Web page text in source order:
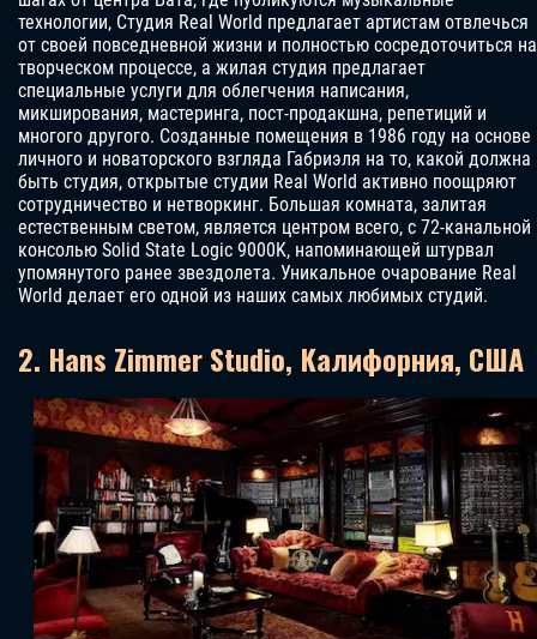
технологии, Студия Real World предлагает артистам отвлечься
от своей повседневной жизни и полностью сосредоточиться на
творческом процессе, а жилая студия предлагает
специальные услуги для облегчения написания,
микширования, мастеринга, пост-продакшна, репетиций и
многого другого. Созданные помещения в 1986 году на основе
личного и новаторского взгляда Габриэля на то, какой должна
быть студия, открытые студии Real World активно поощряют
сотрудничество и нетворкинг. Большая комната, залитая
естественным светом, является центром всего, с 72-канальной
консолью Solid State Logic 9000K, напоминающей штурвал
упомянутого ранее звездолета. Уникальное очарование Real
World делает его одной из наших самых любимых студий.
2. Hans Zimmer Studio, Калифорния, США